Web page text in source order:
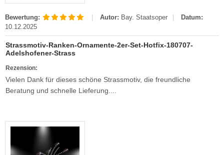
Bewertung: Autor: Bay. Staatsoper
Datum:
10.12.2025
Strassmotiv-Ranken-Ornamente-2er-Set-Hotfix-180707-
Adelshofener-Strass
Rezension:
Vielen Dank für dieses schöne Strassmotiv, die freundliche
Beratung und schnelle Lieferung....
Städte Strassbügelbilder Motive
& Hobby – Strass Bügelbilder und Motive
Bügelbilder & Hotfix Applikationen zum
& Motive – Strass Bügelbilder
– Strass Bügelbilder & Motive